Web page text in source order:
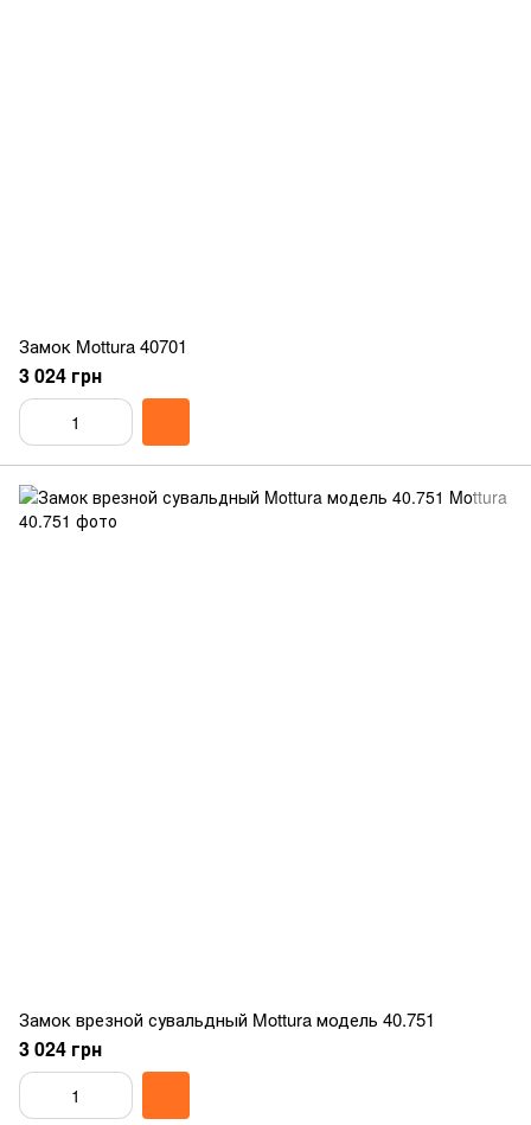
Замок Mottura 40701
3 024 грн
Замок врезной сувальдный Mottura модель 40.751
3 024 грн